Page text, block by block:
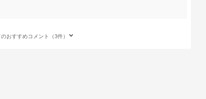
おすすめコメント（3件）